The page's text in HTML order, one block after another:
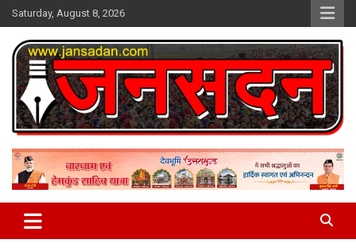
Skip
to
content
Saturday, August 8, 2026
Jan Sadan